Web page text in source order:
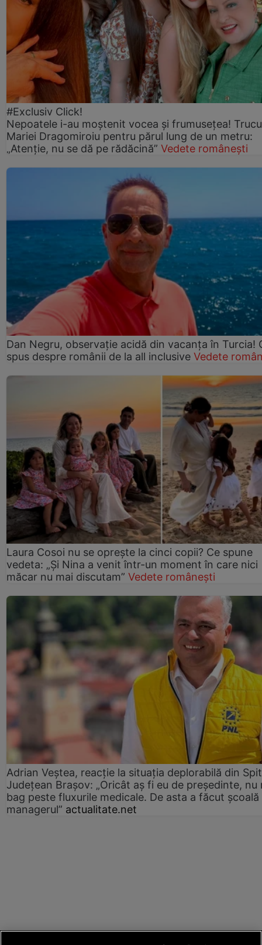
#Exclusiv Click!
Nepoatele i-au moștenit vocea și frumusețea!
Mariei Dragomiroiu pentru părul lung de un metru:
„Atenție, nu se dă pe rădăcină” Vedete românești
Dan Negru, observație acidă din vacanța în Turcia!
spus despre românii de la all inclusive Vedete
Laura Cosoi nu se oprește la cinci copii? Ce spune
vedeta: „Și Nina a venit într-un moment în care nici
măcar nu mai discutam” Vedete românești
Adrian Veștea, reacție la situația deplorabilă din
Județean Brașov: „Oricât aș fi eu de președinte, nu
bag peste fluxurile medicale. De asta a făcut școală
managerul” actualitate.net